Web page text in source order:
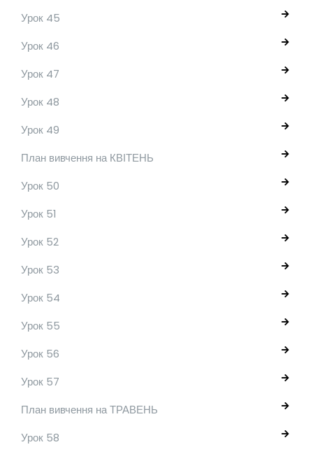
Урок 45
Урок 46
Урок 47
Урок 48
Урок 49
План вивчення на КВІТЕНЬ
Урок 50
Урок 51
Урок 52
Урок 53
Урок 54
Урок 55
Урок 56
Урок 57
План вивчення на ТРАВЕНЬ
Урок 58